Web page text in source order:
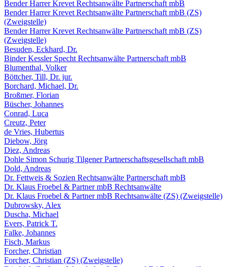
Bender Harrer Krevet Rechtsanwälte Partnerschaft mbB
Bender Harrer Krevet Rechtsanwälte Partnerschaft mbB (ZS)
(Zweigstelle)
Bender Harrer Krevet Rechtsanwälte Partnerschaft mbB (ZS)
(Zweigstelle)
Besuden, Eckhard, Dr.
Binder Kessler Specht Rechtsanwälte Partnerschaft mbB
Blumenthal, Volker
Böttcher, Till, Dr. jur.
Borchard, Michael, Dr.
Broßmer, Florian
Büscher, Johannes
Conrad, Luca
Creutz, Peter
de Vries, Hubertus
Diebow, Jörg
Diez, Andreas
Dohle Simon Schurig Tilgener Partnerschaftsgesellschaft mbB
Dold, Andreas
Dr. Fettweis & Sozien Rechtsanwälte Partnerschaft mbB
Dr. Klaus Froebel & Partner mbB Rechtsanwälte
Dr. Klaus Froebel & Partner mbB Rechtsanwälte (ZS) (Zweigstelle)
Dubrowsky, Alex
Duscha, Michael
Evers, Patrick T.
Falke, Johannes
Fisch, Markus
Forcher, Christian
Forcher, Christian (ZS) (Zweigstelle)